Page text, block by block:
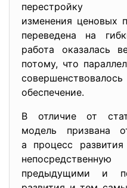
перестройку
изменения ценовых
переведена на
работа оказалась
потому, что
обеспечение.
В отличие от
модель призвана
а процесс
предыдущими и